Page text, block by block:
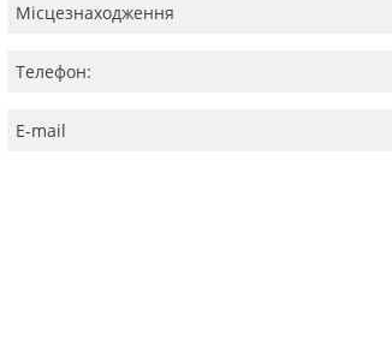
Місцезнаходження
Телефон:
E-mail